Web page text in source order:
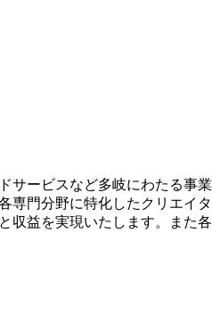
サービスなど多岐にわたる事業
専門分野に特化したクリエイタ
収益を実現いたします。また各